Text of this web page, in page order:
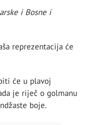
i Bosne i
reprezentacija će
će u plavoj
je riječ o golmanu
boje.